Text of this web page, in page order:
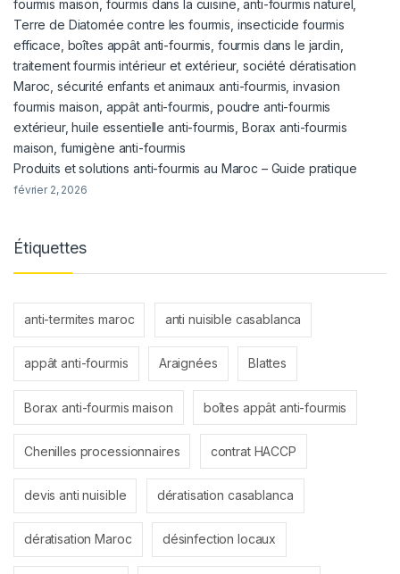
Produits et solutions anti-fourmis au Maroc – Guide pratique
février 2, 2026
Étiquettes
anti-termites maroc anti nuisible casablanca
appât anti-fourmis Araignées Blattes
Borax anti-fourmis maison boîtes appât anti-fourmis
Chenilles processionnaires contrat HACCP
devis anti nuisible dératisation casablanca
dératisation Maroc désinfection locaux